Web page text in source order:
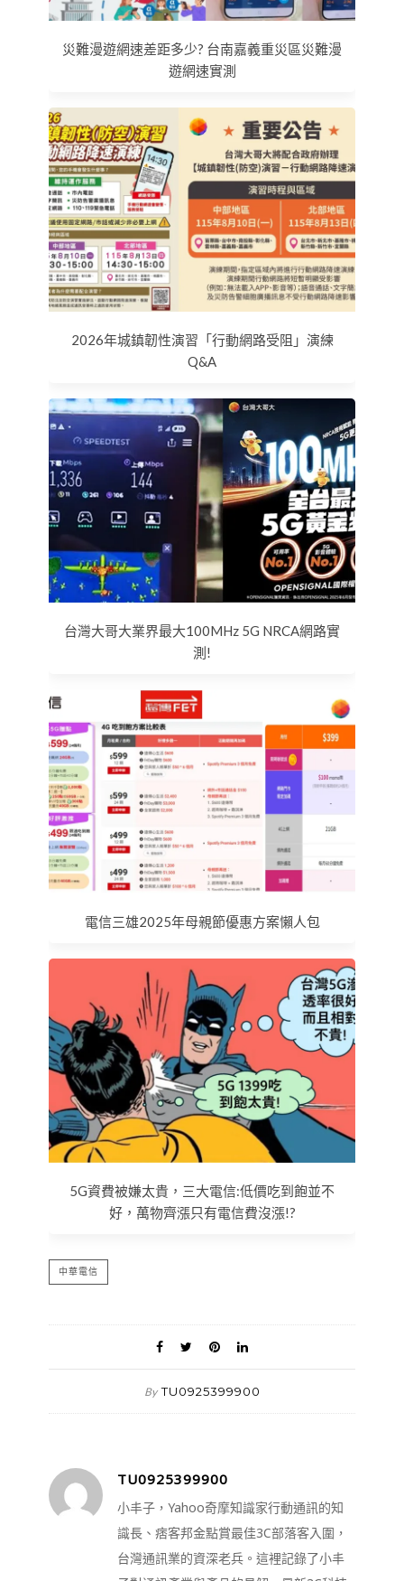
災難漫遊網速差距多少? 台南嘉義重災區災難漫
遊網速實測
2026年城鎮韌性演習「行動網路受阻」演練
Q&A
台灣大哥大業界最大100MHz 5G NRCA網路實
測!
電信三雄2025年母親節優惠方案懶人包
5G資費被嫌太貴，三大電信:低價吃到飽並不
好，萬物齊漲只有電信費沒漲!?
中華電信
By TU0925399900
TU0925399900
小丰子，Yahoo奇摩知識家行動通訊的知
識長、痞客邦金點賞最佳3C部落客入圍，
台灣通訊業的資深老兵。這裡記錄了小丰